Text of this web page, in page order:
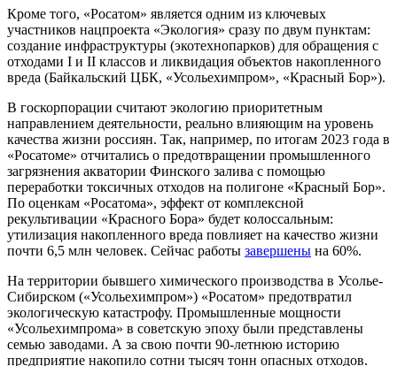
Кроме того, «Росатом» является одним из ключевых
участников нацпроекта «Экология» сразу по двум пунктам:
создание инфраструктуры (экотехнопарков) для обращения с
отходами I и II классов и ликвидация объектов накопленного
вреда (Байкальский ЦБК, «Усольехимпром», «Красный Бор»).
В госкорпорации считают экологию приоритетным
направлением деятельности, реально влияющим на уровень
качества жизни россиян. Так, например, по итогам 2023 года в
«Росатоме» отчитались о предотвращении промышленного
загрязнения акватории Финского залива с помощью
переработки токсичных отходов на полигоне «Красный Бор».
По оценкам «Росатома», эффект от комплексной
рекультивации «Красного Бора» будет колоссальным:
утилизация накопленного вреда повлияет на качество жизни
почти 6,5 млн человек. Сейчас работы завершены на 60%.
На территории бывшего химического производства в Усолье-
Сибирском («Усольехимпром») «Росатом» предотвратил
экологическую катастрофу. Промышленные мощности
«Усольехимпрома» в советскую эпоху были представлены
семью заводами. А за свою почти 90-летнюю историю
предприятие накопило сотни тысяч тонн опасных отходов.